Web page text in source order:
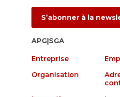
S’abonner à la
APG|SGA
Entreprise
Organisation